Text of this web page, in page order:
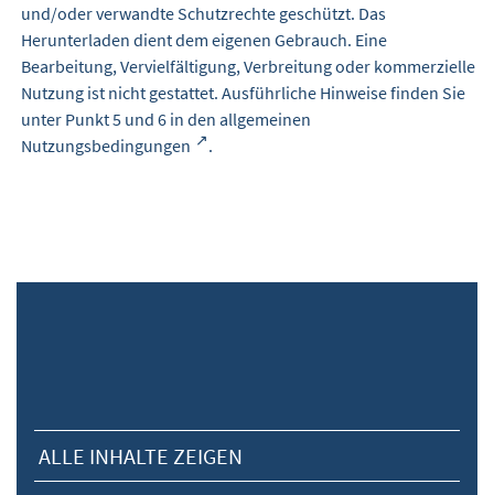
und/oder verwandte Schutzrechte geschützt. Das
Herunterladen dient dem eigenen Gebrauch. Eine
Bearbeitung, Vervielfältigung, Verbreitung oder kommerzielle
Nutzung ist nicht gestattet. Ausführliche Hinweise finden Sie
unter Punkt 5 und 6 in den allgemeinen
Nutzungsbedingungen
.
ALLE INHALTE ZEIGEN